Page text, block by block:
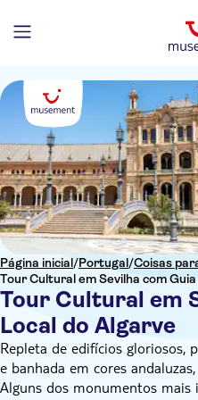
Página inicial/Portugal/Coisas
Tour Cultural em Sevilha com
Tour Cultural em
Local do Algarve
Repleta de edifícios gloriosos,
e banhada em cores
Alguns dos monumentos mais